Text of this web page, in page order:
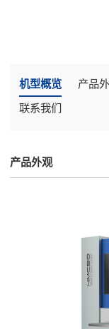
机型概览 产品
联系我们
产品外观